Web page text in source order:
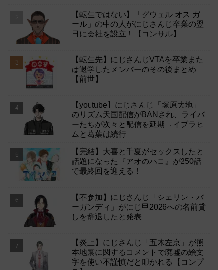
【転生ではない】「グウェル オス ガ
ール」の中の人がにじさんじ卒業の翌
日に会社を設立！【コンサル】
【転生先】にじさんじVTAを卒業また
は退学したメンバーのその後まとめ
【前世】
【youtube】にじさんじ「塚原大地」
のリズム天国配信がBANされ、ライバ
ーたちが次々と配信を延期→イブラヒ
ムと葛葉は続行
【完結】大喜と千夏がセックスしたと
話題になった『アオのハコ』が250話
で最終回を迎える！
【不参加】にじさんじ「シェリン・バ
ーガンディ」がにじ甲2026への名前貸
しを辞退したと発表
【炎上】にじさんじ「五木左京」が熊
本地震に関するコメントで廃墟の絵文
字を使い不謹慎だと叩かれる【コンプ